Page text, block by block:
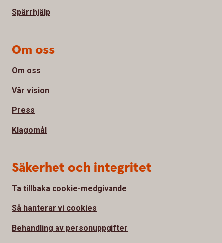
Spärrhjälp
Om oss
Om oss
Vår vision
Press
Klagomål
Säkerhet och integritet
Ta tillbaka cookie-medgivande
Så hanterar vi cookies
Behandling av personuppgifter